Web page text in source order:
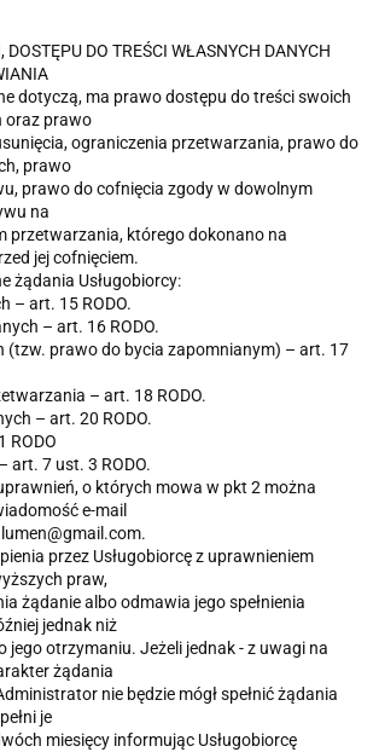
DOSTĘPU DO TREŚCI WŁASNYCH DANYCH
dotyczą, ma prawo dostępu do treści swoich
oraz prawo
ograniczenia przetwarzania, prawo do
prawo
prawo do cofnięcia zgody w dowolnym
na
przetwarzania, którego dokonano na
jej cofnięciem.
żądania Usługobiorcy:
– art. 15 RODO.
– art. 16 RODO.
(tzw. prawo do bycia zapomnianym) – art. 17
– art. 18 RODO.
– art. 20 RODO.
RODO
art. 7 ust. 3 RODO.
o których mowa w pkt 2 można
e-mail
przez Usługobiorcę z uprawnieniem
praw,
żądanie albo odmawia jego spełnienia
jednak niż
jego otrzymaniu. Jeżeli jednak - z uwagi na
żądania
nie będzie mógł spełnić żądania
je
miesięcy informując Usługobiorcę